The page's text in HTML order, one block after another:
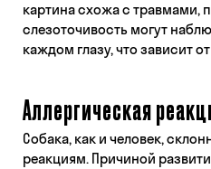
картина схожа с травмами,
слезоточивость могут
каждом глазу, что зависит
Аллергическая
Собака, как и человек,
реакциям. Причиной